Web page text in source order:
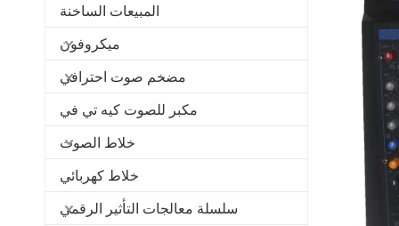
المبيعات الساخنة
ميكروفون
مضخم صوت احترافي
مكبر للصوت كيه تي في
خلاط الصوت
خلاط كهربائي
سلسلة معالجات التأثير الرقمي